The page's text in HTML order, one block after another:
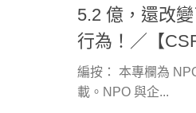
5.2 億，還改
行為！／【
編按： 本專欄為
載。NPO 與企...